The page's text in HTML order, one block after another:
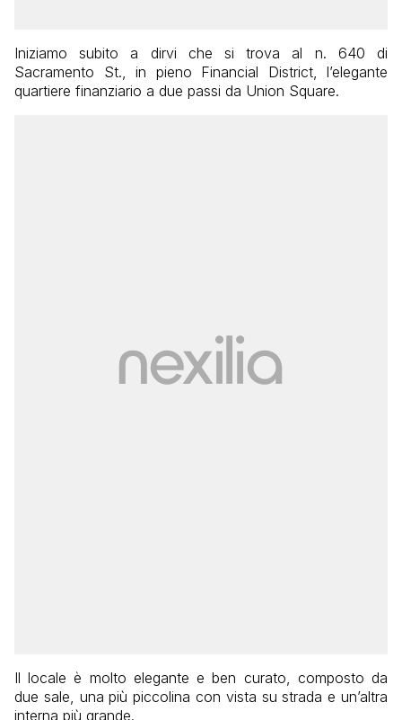
Iniziamo subito a dirvi che si trova al n. 640 di
Sacramento St., in pieno Financial District, l’elegante
quartiere finanziario a due passi da Union Square.
Il locale è molto elegante e ben curato, composto da
due sale, una più piccolina con vista su strada e un’altra
interna più grande.